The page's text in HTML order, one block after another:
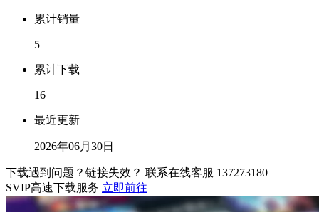
累计销量
5
累计下载
16
最近更新
2026年06月30日
下载遇到问题？链接失效？ 联系在线客服 137273180
SVIP高速下载服务 立即前往